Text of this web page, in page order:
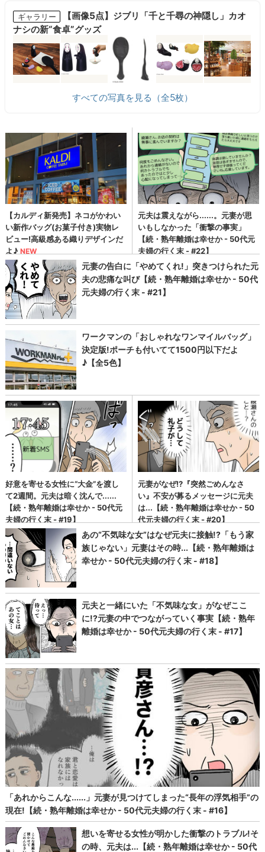
ギャラリー
【画像5点】ジブリ「千と千尋の神隠し」カオ
ナシの新“食卓”グッズ
すべての写真を見る（全5枚）